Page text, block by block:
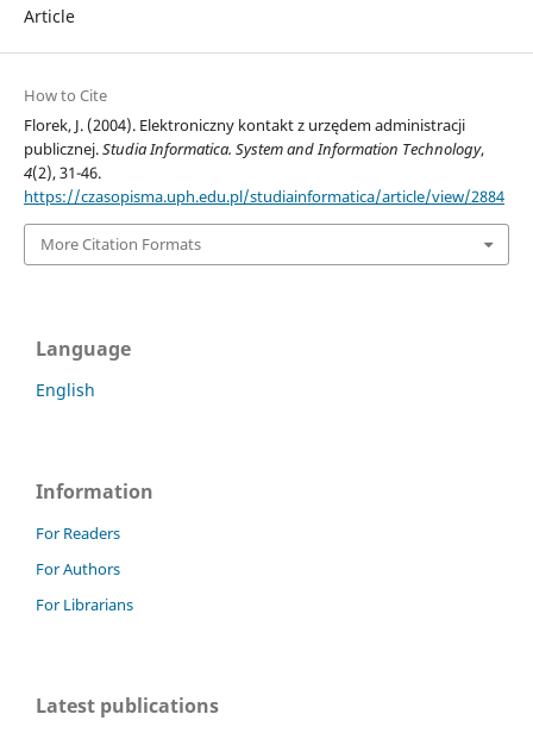
Article
How to Cite
Florek, J. (2004). Elektroniczny kontakt z urzędem administracji
publicznej.Studia Informatica. System and Information Technology,
4(2), 31-46.
https://czasopisma.uph.edu.pl/studiainformatica/article/view/2884
More Citation Formats
Language
English
Information
For Readers
For Authors
For Librarians
Latest publications